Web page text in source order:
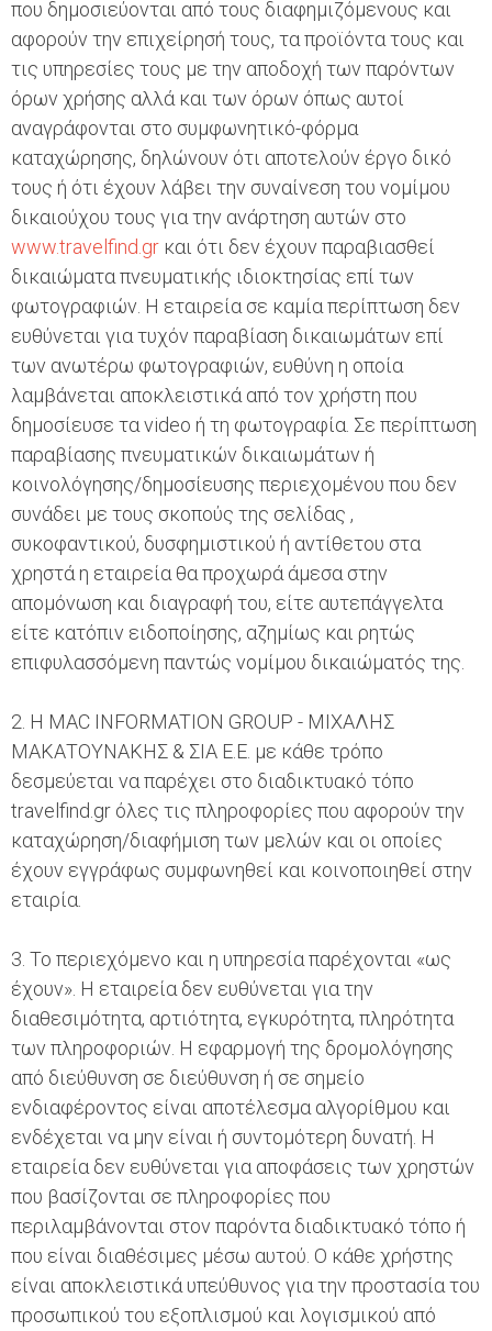
που δημοσιεύονται από τους διαφημιζόμενους και
αφορούν την επιχείρησή τους, τα προϊόντα τους και
τις υπηρεσίες τους με την αποδοχή των παρόντων
όρων χρήσης αλλά και των όρων όπως αυτοί
αναγράφονται στο συμφωνητικό-φόρμα
καταχώρησης, δηλώνουν ότι αποτελούν έργο δικό
τους ή ότι έχουν λάβει την συναίνεση του νομίμου
δικαιούχου τους για την ανάρτηση αυτών στο
www.travelfind.gr και ότι δεν έχουν παραβιασθεί
δικαιώματα πνευματικής ιδιοκτησίας επί των
φωτογραφιών. Η εταιρεία σε καμία περίπτωση δεν
ευθύνεται για τυχόν παραβίαση δικαιωμάτων επί
των ανωτέρω φωτογραφιών, ευθύνη η οποία
λαμβάνεται αποκλειστικά από τον χρήστη που
δημοσίευσε τα video ή τη φωτογραφία. Σε περίπτωση
παραβίασης πνευματικών δικαιωμάτων ή
κοινολόγησης/δημοσίευσης περιεχομένου που δεν
συνάδει με τους σκοπούς της σελίδας ,
συκοφαντικού, δυσφημιστικού ή αντίθετου στα
χρηστά η εταιρεία θα προχωρά άμεσα στην
απομόνωση και διαγραφή του, είτε αυτεπάγγελτα
είτε κατόπιν ειδοποίησης, αζημίως και ρητώς
επιφυλασσόμενη παντώς νομίμου δικαιώματός της.
2. Η MAC INFORMATION GROUP - ΜΙΧΑΛΗΣ
ΜΑΚΑΤΟΥΝΑΚΗΣ & ΣΙΑ Ε.Ε. με κάθε τρόπο
δεσμεύεται να παρέχει στο διαδικτυακό τόπο
travelfind.gr όλες τις πληροφορίες που αφορούν την
καταχώρηση/διαφήμιση των μελών και οι οποίες
έχουν εγγράφως συμφωνηθεί και κοινοποιηθεί στην
εταιρία.
3. Το περιεχόμενο και η υπηρεσία παρέχονται «ως
έχουν». Η εταιρεία δεν ευθύνεται για την
διαθεσιμότητα, αρτιότητα, εγκυρότητα, πληρότητα
των πληροφοριών. H εφαρμογή της δρομολόγησης
από διεύθυνση σε διεύθυνση ή σε σημείο
ενδιαφέροντος είναι αποτέλεσμα αλγορίθμου και
ενδέχεται να μην είναι ή συντομότερη δυνατή. Η
εταιρεία δεν ευθύνεται για αποφάσεις των χρηστών
που βασίζονται σε πληροφορίες που
περιλαμβάνονται στον παρόντα διαδικτυακό τόπο ή
που είναι διαθέσιμες μέσω αυτού. Ο κάθε χρήστης
είναι αποκλειστικά υπεύθυνος για την προστασία του
προσωπικού του εξοπλισμού και λογισμικού από